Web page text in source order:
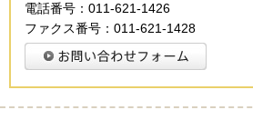
電話番号：011-621-1426
ファクス番号：011-621-1428